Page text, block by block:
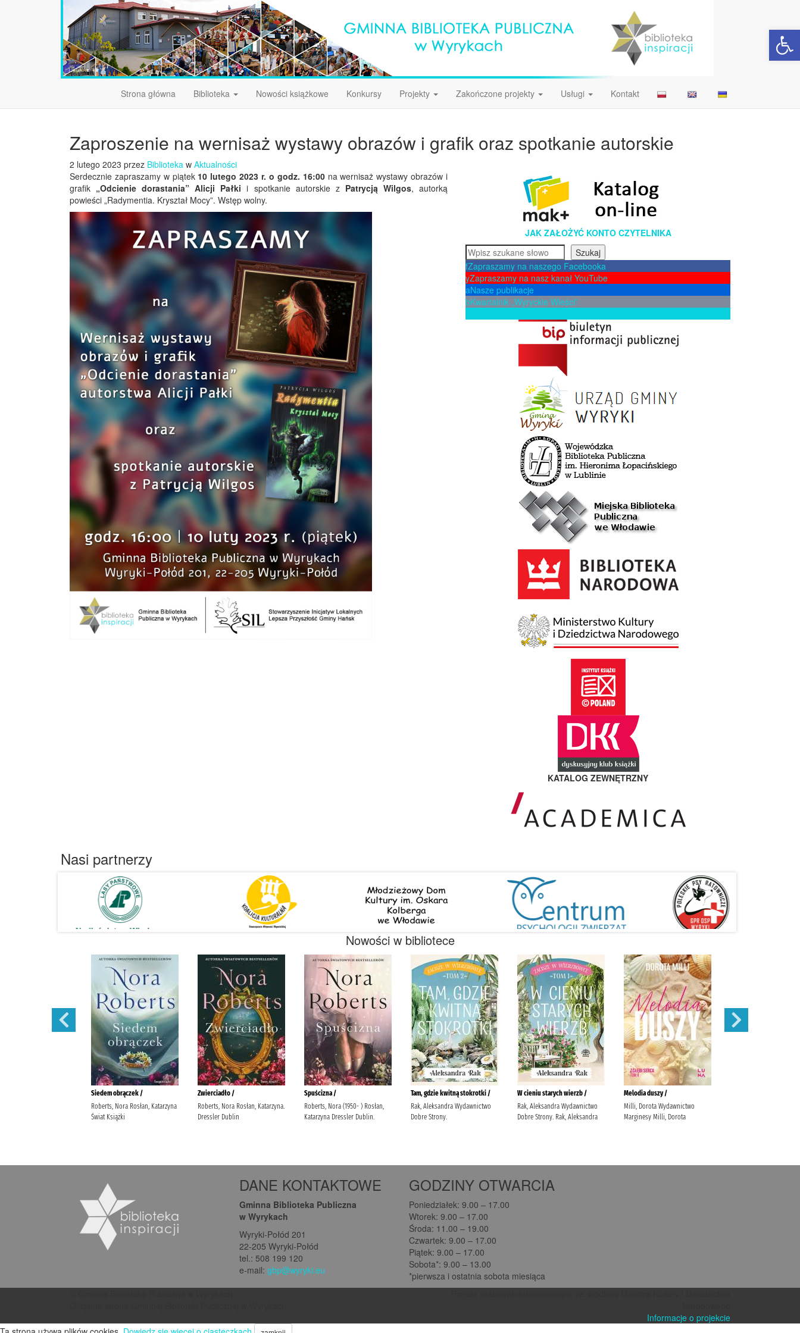
Strona główna Biblioteka Nowości książkowe Konkursy Projekty Zakończone projekty Usługi Kontakt
Zaproszenie na wernisaż wystawy obrazów i grafik oraz spotkanie autorskie
2 lutego 2023 przez Biblioteka w Aktualności
Serdecznie zapraszamy w piątek 10 lutego 2023 r. o godz. 16:00na wernisaż wystawy obrazów i
grafik „Odcienie dorastania” Alicji Pałki i spotkanie autorskie z Patrycją Wilgos, autorką
powieści „Radymentia. Kryształ Mocy”. Wstęp wolny.
JAK ZAŁOŻYĆ KONTO CZYTELNIKA
Szukaj
Szukaj
fZapraszamy na naszego Facebooka
yZapraszamy na nasz kanał YouTube
aNasze publikacje
bKwartalnik „Wyryckie Wieści”
KATALOG ZEWNĘTRZNY
Nasi partnerzy
Nowości w bibliotece
DANE KONTAKTOWE
Gminna Biblioteka Publiczna
w Wyrykach
Wyryki-Połód 201
22-205 Wyryki-Połód
tel.: 508 199 120
e-mail: gbp@wyryki.eu
GODZINY OTWARCIA
Poniedziałek: 9.00 – 17.00
Wtorek: 9.00 – 17.00
Środa: 11.00 – 19.00
Czwartek: 9.00 – 17.00
Piątek: 9.00 – 17.00
Sobota*: 9.00 – 13.00
*pierwsza i ostatnia sobota miesiąca
Informacje o projekcie